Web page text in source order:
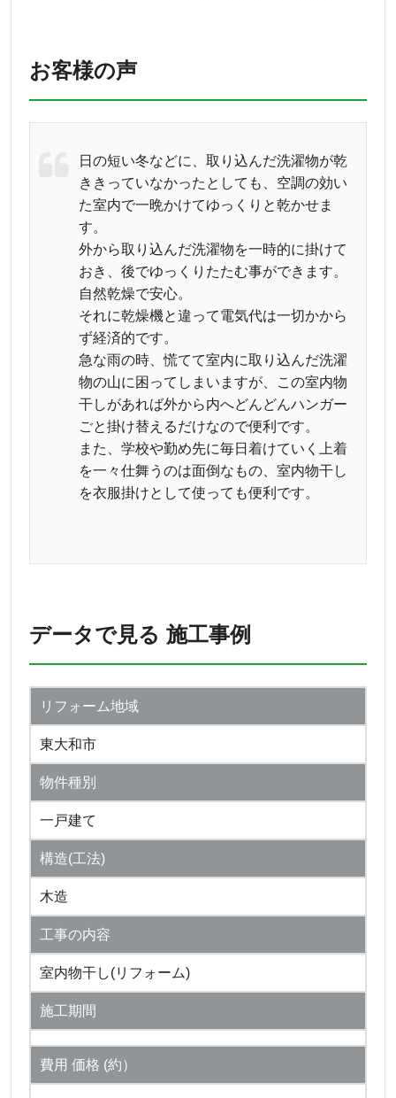
お客様の声
日の短い冬などに、取り込んだ洗濯物が乾
ききっていなかったとしても、空調の効い
た室内で一晩かけてゆっくりと乾かせま
す。
外から取り込んだ洗濯物を一時的に掛けて
おき、後でゆっくりたたむ事ができます。
自然乾燥で安心。
それに乾燥機と違って電気代は一切かから
ず経済的です。
急な雨の時、慌てて室内に取り込んだ洗濯
物の山に困ってしまいますが、この室内物
干しがあれば外から内へどんどんハンガー
ごと掛け替えるだけなので便利です。
また、学校や勤め先に毎日着けていく上着
を一々仕舞うのは面倒なもの、室内物干し
を衣服掛けとして使っても便利です。
データで見る 施工事例
リフォーム地域
東大和市
物件種別
一戸建て
構造(工法)
木造
工事の内容
室内物干し(リフォーム)
施工期間
費用 価格 (約）